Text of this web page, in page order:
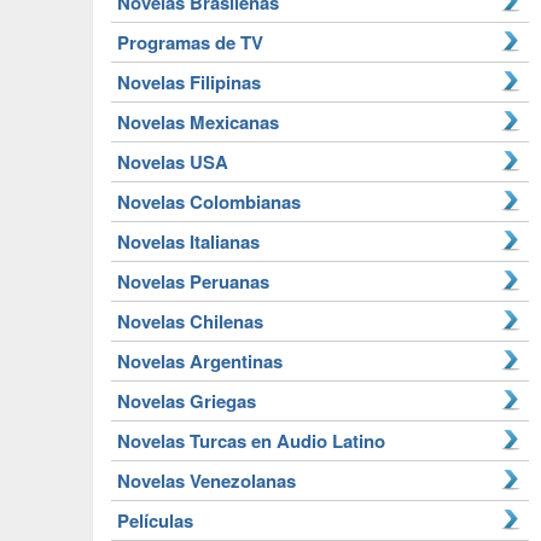
Programas de TV
Novelas Filipinas
Novelas Mexicanas
Novelas USA
Novelas Colombianas
Novelas Italianas
Novelas Peruanas
Novelas Chilenas
Novelas Argentinas
Novelas Griegas
Novelas Turcas en Audio Latino
Novelas Venezolanas
Películas